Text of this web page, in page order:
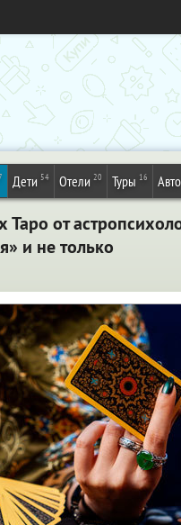
Дети 54 Отели 20 Туры 16 Авто
Таро от
и не только